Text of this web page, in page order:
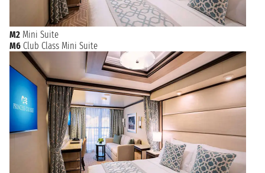
M2 Mini Suite
M6 Club Class Mini Suite